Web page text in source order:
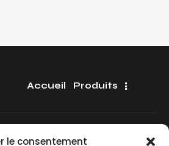
le consentement
Accueil Produits